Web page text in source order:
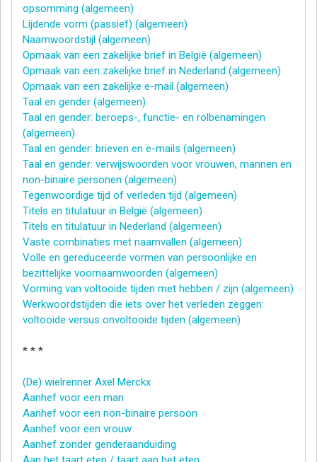
opsomming (algemeen)
Lijdende vorm (passief) (algemeen)
Naamwoordstijl (algemeen)
Opmaak van een zakelijke brief in België (algemeen)
Opmaak van een zakelijke brief in Nederland (algemeen)
Opmaak van een zakelijke e-mail (algemeen)
Taal en gender (algemeen)
Taal en gender: beroeps-, functie- en rolbenamingen
(algemeen)
Taal en gender: brieven en e-mails (algemeen)
Taal en gender: verwijswoorden voor vrouwen, mannen en
non-binaire personen (algemeen)
Tegenwoordige tijd of verleden tijd (algemeen)
Titels en titulatuur in België (algemeen)
Titels en titulatuur in Nederland (algemeen)
Vaste combinaties met naamvallen (algemeen)
Volle en gereduceerde vormen van persoonlijke en
bezittelijke voornaamwoorden (algemeen)
Vorming van voltooide tijden met hebben / zijn (algemeen)
Werkwoordstijden die iets over het verleden zeggen:
voltooide versus onvoltooide tijden (algemeen)
* * *
(De) wielrenner Axel Merckx
Aanhef voor een man
Aanhef voor een non-binaire persoon
Aanhef voor een vrouw
Aanhef zonder genderaanduiding